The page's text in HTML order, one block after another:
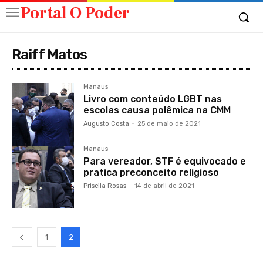
Portal O Poder
Raiff Matos
Manaus
Livro com conteúdo LGBT nas
escolas causa polêmica na CMM
Augusto Costa - 25 de maio de 2021
Manaus
Para vereador, STF é equivocado e
pratica preconceito religioso
Priscila Rosas - 14 de abril de 2021
1 2